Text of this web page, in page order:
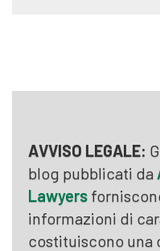
AVVISO LEGALE:
blog pubblicati da
Lawyers
informazioni di
costituiscono una